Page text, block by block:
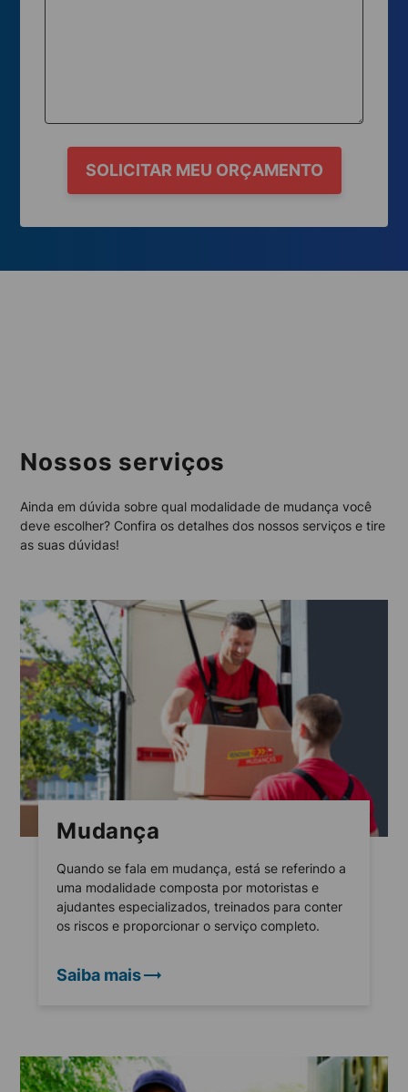
SOLICITAR MEU ORÇAMENTO
Nossos serviços
Ainda em dúvida sobre qual modalidade de mudança você
deve escolher? Confira os detalhes dos nossos serviços e tire
as suas dúvidas!
Mudança
Quando se fala em mudança, está se referindo a
uma modalidade composta por motoristas e
ajudantes especializados, treinados para conter
os riscos e proporcionar o serviço completo.
Saiba mais